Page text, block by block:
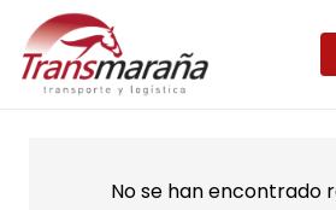
No se han encontrado